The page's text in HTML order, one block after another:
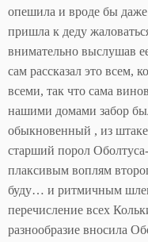
опешила и вроде бы даже
пришла к деду
внимательно выслушав
сам рассказал это всем,
всеми, так что сама
нашими домами забор
обыкновенный , из
старший порол
плаксивым воплям
буду… и ритмичным
перечисление всех
разнообразие вносила